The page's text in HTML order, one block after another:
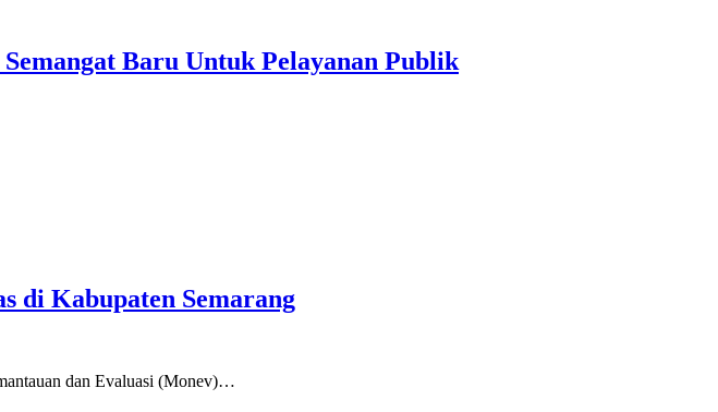
Baru Untuk Pelayanan Publik
di Kabupaten Semarang
dan Evaluasi (Monev)…